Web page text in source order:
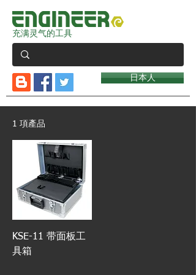
充满灵气的工具
日本人
1 項產品
KSE-11 带面板工
具箱